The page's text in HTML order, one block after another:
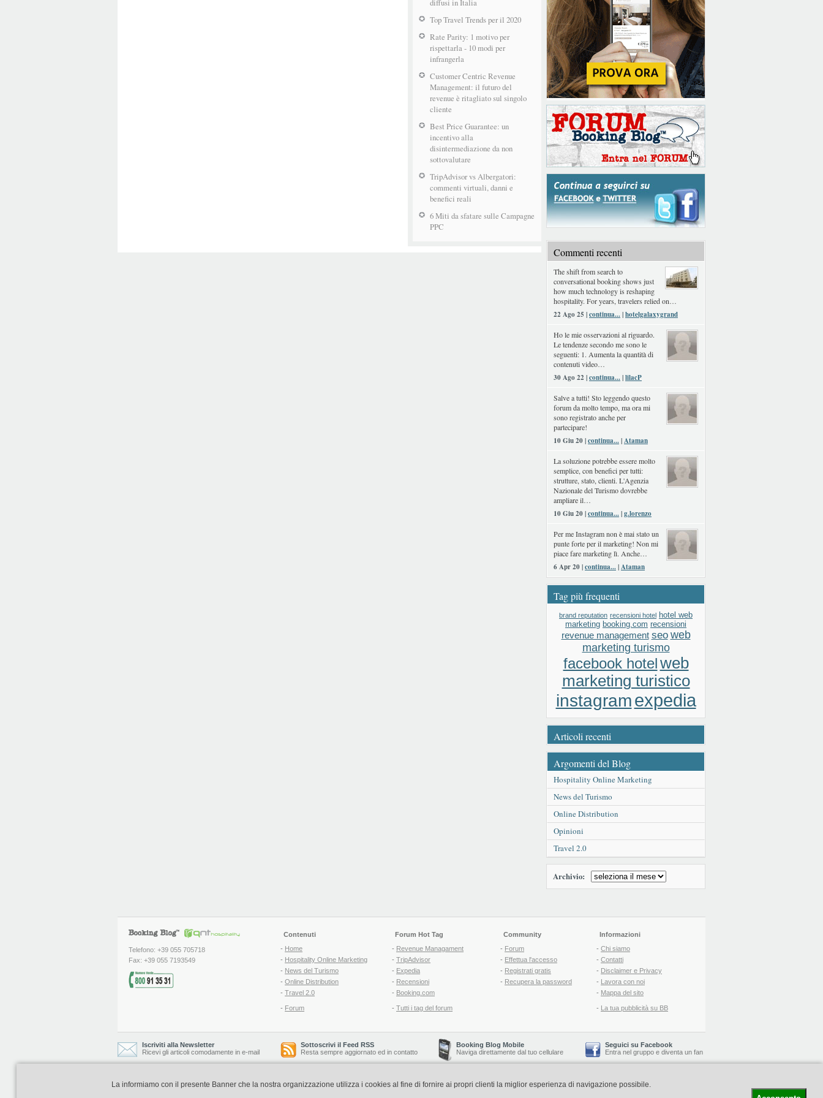
diffusi in Italia
Top Travel Trends per il 2020
Rate Parity: 1 motivo per
rispettarla - 10 modi per
infrangerla
Customer Centric Revenue
Management: il futuro del
revenue è ritagliato sul singolo
cliente
Best Price Guarantee: un
incentivo alla
disintermediazione da non
sottovalutare
TripAdvisor vs Albergatori:
commenti virtuali, danni e
benefici reali
6 Miti da sfatare sulle Campagne
PPC
Commenti recenti
The shift from search to
conversational booking shows just
how much technology is reshaping
hospitality. For years, travelers relied on…
22 Ago 25 |continua...|hotelgalaxygrand
Ho le mie osservazioni al riguardo.
Le tendenze secondo me sono le
seguenti: 1. Aumenta la quantità di
contenuti video…
30 Ago 22 |continua...|lilacP
Salve a tutti! Sto leggendo questo
forum da molto tempo, ma ora mi
sono registrato anche per
partecipare!
10 Giu 20 |continua...|Ataman
La soluzione potrebbe essere molto
semplice, con benefici per tutti:
strutture, stato, clienti. L'Agenzia
Nazionale del Turismo dovrebbe
ampliare il…
10 Giu 20 |continua...|g.lorenzo
Per me Instagram non è mai stato un
punte forte per il marketing! Non mi
piace fare marketing lì. Anche…
6 Apr 20 |continua...|Ataman
Tag più frequenti
brand reputation recensioni hotel hotel web
marketing booking.com recensioni
revenue management seo web
marketing turismo
facebook hotelweb
marketing turistico
instagramexpedia
Articoli recenti
Argomenti del Blog
Hospitality Online Marketing
News del Turismo
Online Distribution
Opinioni
Travel 2.0
Archivio:
Telefono: +39 055 705718
Fax: +39 055 7193549
Contenuti
- Home
- Hospitality Online Marketing
- News del Turismo
- Online Distribution
- Travel 2.0
- Forum
Forum Hot Tag
- Revenue Managament
- TripAdvisor
- Expedia
- Recensioni
- Booking.com
- Tutti i tag del forum
Community
- Forum
- Effettua l'accesso
- Registrati gratis
- Recupera la password
Informazioni
- Chi siamo
- Contatti
- Disclaimer e Privacy
- Lavora con noi
- Mappa del sito
- La tua pubblicità su BB
Iscriviti alla Newsletter
Ricevi gli articoli comodamente in e-mail
Sottoscrivi il Feed RSS
Resta sempre aggiornato ed in contatto
Booking Blog Mobile
Naviga direttamente dal tuo cellulare
Seguici su Facebook
Entra nel gruppo e diventa un fan
Booking Blog è realizzato e curato da Copyright © 2006-2026 QNT S.r.l. Socio Unico -www.qnt.it-Booking Blog™ -Il blog del Web Marketing Turistico
La informiamo con il presente Banner che la nostra organizzazione utilizza i cookies al fine di fornire ai propri clienti la miglior esperienza di navigazione possibile.